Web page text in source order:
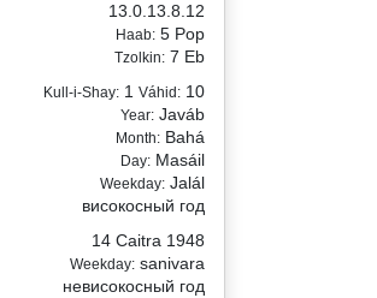
13.0.13.8.12
Haab: 5 Pop
Tzolkin: 7 Eb
Kull-i-Shay: 1 Váhid: 10
Year: Javáb
Month: Bahá
Day: Masáil
Weekday: Jalál
високосный год
14 Caitra 1948
Weekday: sanivara
невисокосный год